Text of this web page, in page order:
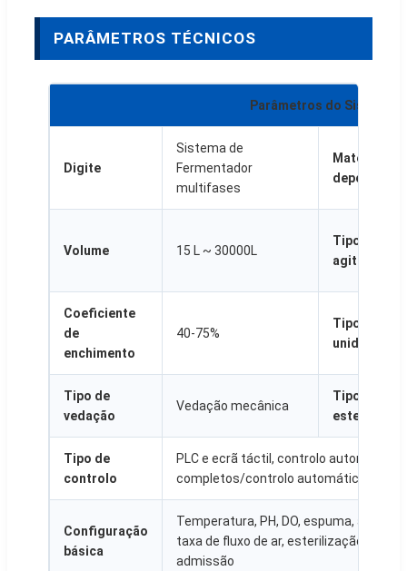
PARÂMETROS TÉCNICOS
Parâmetros do Sistema
Digite
Sistema de
Fermentador
multifases
Material do
depósito
Volume 15 L ~ 30000L
Tipo de
agitação
Coeficiente
de
enchimento
40-75%
Tipo de
unidade
Tipo de
vedação
Vedação mecânica
Tipo de
Tipo de
controlo
PLC e ecrã táctil, controlo automático
completos/controlo automático do
Configuração
básica
Temperatura, PH, DO, espuma,
taxa de fluxo de ar, esterilização,
admissão